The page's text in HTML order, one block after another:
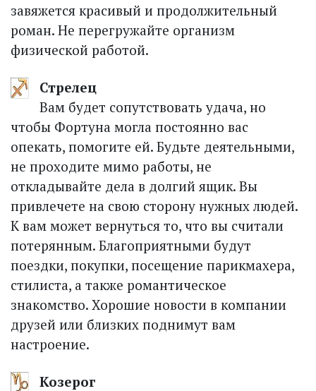
завяжется красивый и продолжительный
роман. Не перегружайте организм
физической работой.
Стрелец
Вам будет сопутствовать удача, но
чтобы Фортуна могла постоянно вас
опекать, помогите ей. Будьте деятельными,
не проходите мимо работы, не
откладывайте дела в долгий ящик. Вы
привлечете на свою сторону нужных людей.
К вам может вернуться то, что вы считали
потерянным. Благоприятными будут
поездки, покупки, посещение парикмахера,
стилиста, а также романтическое
знакомство. Хорошие новости в компании
друзей или близких поднимут вам
настроение.
Козерог